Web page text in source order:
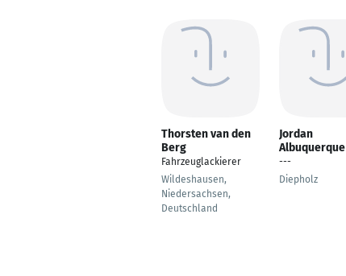
Thorsten van den
Berg
Fahrzeuglackierer
Wildeshausen,
Niedersachsen,
Deutschland
Jordan
Albuquerque
---
Diepholz